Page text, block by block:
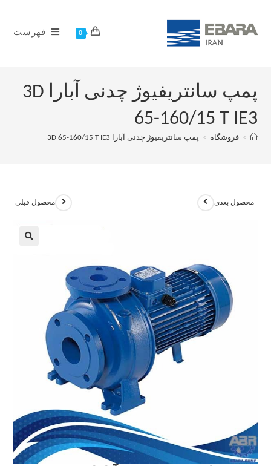
0 فهرست
پمپ سانتریفیوژ چدنی آبارا 3D
65-160/15 T IE3
> فروشگاه > پمپ سانتریفیوژ چدنی آبارا 3D 65-160/15 T IE3
محصول قبلی محصول بعدی